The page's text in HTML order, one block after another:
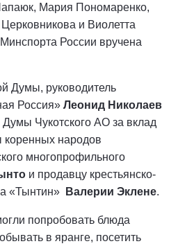
Мария Пономаренко,
и Виолетта
России вручена
Думы, руководитель
Россия» Леонид Николаев
Чукотского АО за вклад
коренных народов
многопрофильного
и продавцу крестьянско-
«Тынтин»
Валерии Эклене.
попробовать блюда
в яранге, посетить